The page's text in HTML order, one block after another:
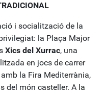
i socialització de la
la Plaça Major
Xics del Xurrac, una
en jocs de carrer
la Fira Mediterrània,
del món casteller. A la